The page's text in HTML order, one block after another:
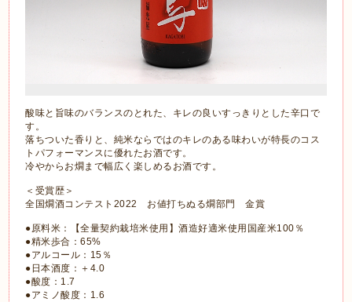
酸味と旨味のバランスのとれた、キレの良いすっきりとした辛口で
す。
落ちついた香りと、純米ならではのキレのある味わいが特長のコス
トパフォーマンスに優れたお酒です。
冷やからお燗まで幅広く楽しめるお酒です。
＜受賞歴＞
全国燗酒コンテスト2022 お値打ちぬる燗部門 金賞
●原料米：【全量契約栽培米使用】酒造好適米使用国産米100％
●精米歩合：65%
●アルコール：15％
●日本酒度：＋4.0
●酸度：1.7
●アミノ酸度：1.6